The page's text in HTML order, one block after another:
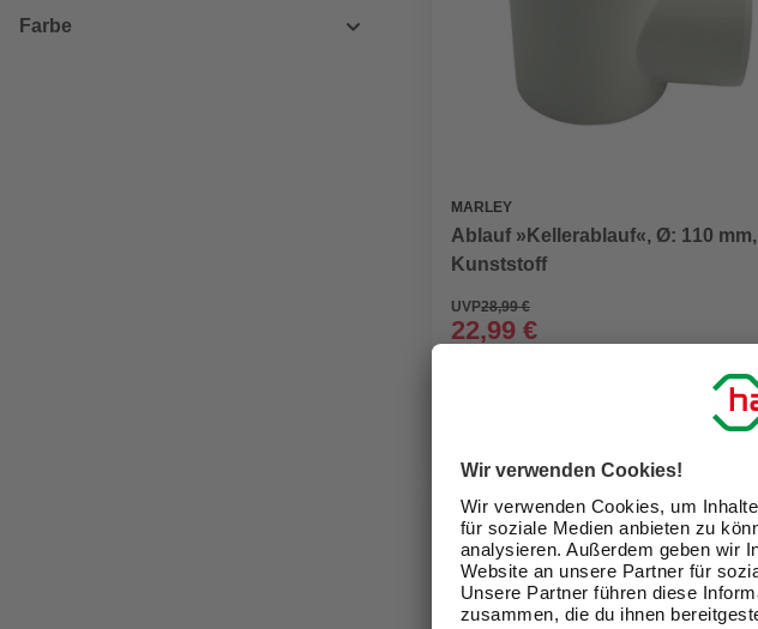
Farbe
MARLEY
Ablauf »Kellerablauf«, Ø: 110 mm,
Kunststoff
UVP28,99 €
22,99 €